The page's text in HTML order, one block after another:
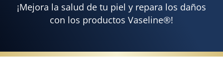
¡Mejora la salud de tu piel y repara los daños
con los productos Vaseline®!